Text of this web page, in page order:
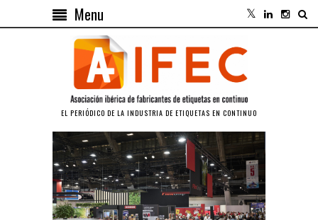
Menu
EL PERIÓDICO DE LA INDUSTRIA DE ETIQUETAS EN CONTINUO